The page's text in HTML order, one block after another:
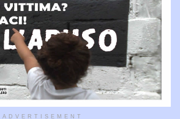
ADVERTISEMENT